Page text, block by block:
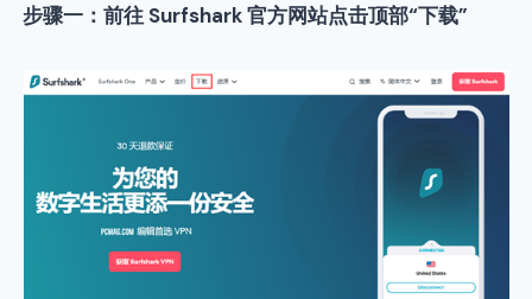
步骤一：前往 Surfshark 官方网站点击顶部“下载”